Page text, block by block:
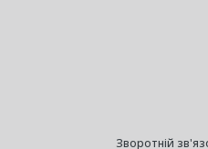
Зворотній